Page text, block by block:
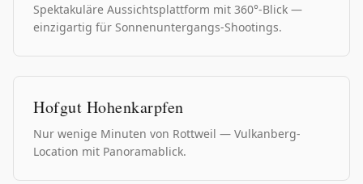
Spektakuläre Aussichtsplattform mit 360°-Blick —
einzigartig für Sonnenuntergangs-Shootings.
Hofgut Hohenkarpfen
Nur wenige Minuten von Rottweil — Vulkanberg-
Location mit Panoramablick.